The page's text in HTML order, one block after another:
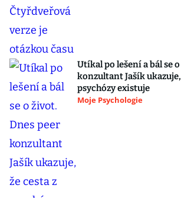
Utíkal po lešení a bál se
konzultant Jašík ukazuje,
psychózy existuje
Moje Psychologie